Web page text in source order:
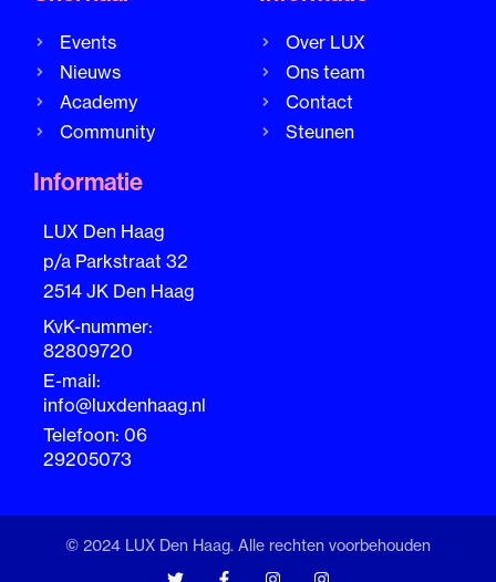
Events
Nieuws
Academy
Community
Over LUX
Ons team
Contact
Steunen
Informatie
LUX Den Haag
p/a Parkstraat 32
2514 JK Den Haag
KvK-nummer:
82809720
E-mail:
info@luxdenhaag.nl
Telefoon: 06
29205073
© 2024 LUX Den Haag. Alle rechten voorbehouden
T F I I